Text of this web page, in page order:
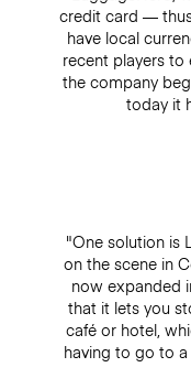
credit card —
have local
recent players to
the company
today it
"One solution is
on the scene in
now expanded
that it lets you
café or hotel,
having to go to